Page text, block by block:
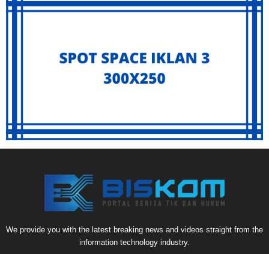
We provide you with the latest breaking news and videos straight from the
information technology industry.